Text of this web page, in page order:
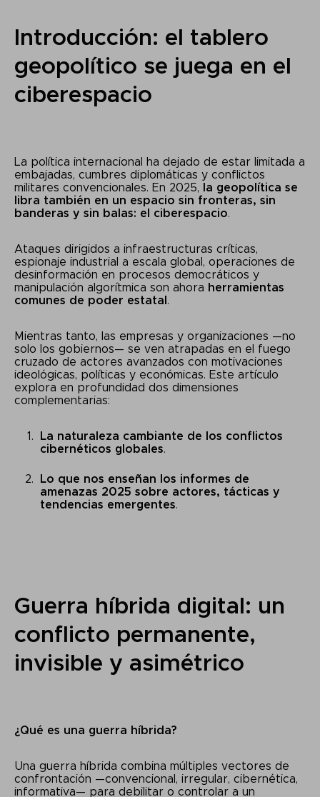
Introducción: el tablero
geopolítico se juega en el
ciberespacio
La política internacional ha dejado de estar limitada a
embajadas, cumbres diplomáticas y conflictos
militares convencionales. En 2025,
la geopolítica se
libra también en un espacio sin fronteras, sin
banderas y sin balas: el ciberespacio.
Ataques dirigidos a infraestructuras críticas,
espionaje industrial a escala global, operaciones de
desinformación en procesos democráticos y
manipulación algorítmica son ahora herramientas
comunes de poder estatal .
Mientras tanto, las empresas y organizaciones —no
solo los gobiernos— se ven atrapadas en el fuego
cruzado de actores avanzados con motivaciones
ideológicas, políticas y económicas. Este artículo
explora en profundidad dos dimensiones
complementarias:
La naturaleza cambiante de los conflictos
cibernéticos globales.
Lo que nos enseñan los informes de
amenazas 2025 sobre actores, tácticas y
tendencias emergentes.
Guerra híbrida digital: un
conflicto permanente,
invisible y asimétrico
¿Qué es una guerra híbrida?
Una guerra híbrida combina múltiples vectores de
confrontación —convencional, irregular, cibernética,
informativa— para debilitar o controlar a un